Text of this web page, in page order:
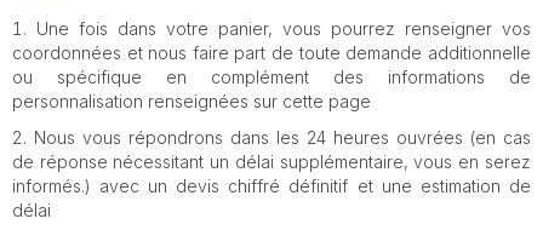
Une fois dans votre panier, vous pourrez renseigner vos
coordonnées et nous faire part de toute demande additionnelle
ou spécifique en complément des informations de
personnalisation renseignées sur cette page
Nous vous répondrons dans les 24 heures ouvrées (en cas
de réponse nécessitant un délai supplémentaire, vous en serez
informés.) avec un devis chiffré définitif et une estimation de
délai